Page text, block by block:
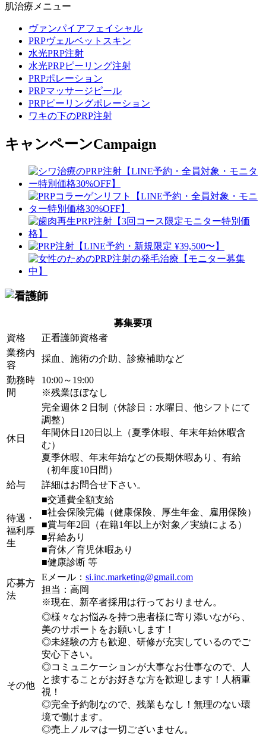
肌治療メニュー
ヴァンパイアフェイシャル
PRPヴェルベットスキン
水光PRP注射
水光PRPピーリング注射
PRPポレーション
PRPマッサージピール
PRPピーリングポレーション
ワキの下のPRP注射
キャンペーンCampaign
募集要項
資格
正看護師資格者
業務内
容
採血、施術の介助、診療補助など
勤務時
間
10:00～19:00
※残業ほぼなし
休日
完全週休２日制（休診日：水曜日、他シフトにて
調整）
年間休日120日以上（夏季休暇、年末年始休暇含
む）
夏季休暇、年末年始などの長期休暇あり、有給
（初年度10日間）
給与
詳細はお問合せ下さい。
待遇・
福利厚
生
■交通費全額支給
■社会保険完備（健康保険、厚生年金、雇用保険）
■賞与年2回（在籍1年以上が対象／実績による）
■昇給あり
■育休／育児休暇あり
■健康診断 等
応募方
法
Eメール： si.inc.marketing@gmail.com
担当：高岡
※現在、新卒者採用は行っておりません。
その他
◎様々なお悩みを持つ患者様に寄り添いながら、
美のサポートをお願いします！
◎未経験の方も歓迎、研修が充実しているのでご
安心下さい。
◎コミュニケーションが大事なお仕事なので、人
と接することがお好きな方を歓迎します！人柄重
視！
◎完全予約制なので、残業もなし！無理のない環
境で働けます。
◎売上ノルマは一切ございません。